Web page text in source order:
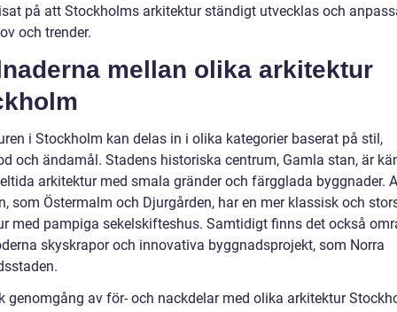
på att Stockholms arkitektur ständigt utvecklas och
och trender.
mellan olika arkitektur
i Stockholm kan delas in i olika kategorier baserat på stil,
och ändamål. Stadens historiska centrum, Gamla stan, är
arkitektur med smala gränder och färgglada byggnader.
som Östermalm och Djurgården, har en mer klassisk och
med pampiga sekelskifteshus. Samtidigt finns det också
skyskrapor och innovativa byggnadsprojekt, som Norra
genomgång av för- och nackdelar med olika arkitektur